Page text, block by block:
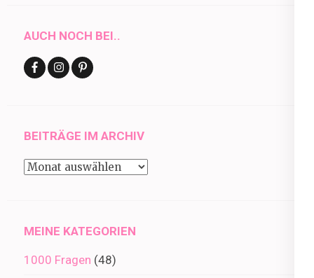
AUCH NOCH BEI..
BEITRÄGE IM ARCHIV
Beiträge
MEINE KATEGORIEN
1000 Fragen (48)